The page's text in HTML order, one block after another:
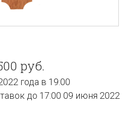
руб.
года в 19:00
до 17:00 09 июня 2022